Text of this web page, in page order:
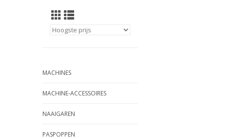
MACHINES
MACHINE-ACCESSOIRES
NAAIGAREN
PASPOPPEN